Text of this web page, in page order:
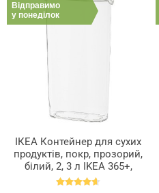
Відправимо
у понеділок
ІКЕА Контейнер для сухих
продуктів, покр, прозорий,
білий, 2, 3 л IKEA 365+,
900.667.08